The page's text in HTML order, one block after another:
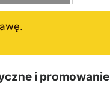
i promowanie